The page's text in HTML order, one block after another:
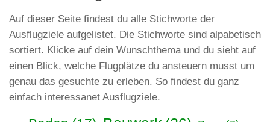
Auf dieser Seite findest du alle Stichworte der
Ausflugziele aufgelistet. Die Stichworte sind alpabetisch
sortiert. Klicke auf dein Wunschthema und du sieht auf
einen Blick, welche Flugplätze du ansteuern musst um
genau das gesuchte zu erleben. So findest du ganz
einfach interessanet Ausflugziele.